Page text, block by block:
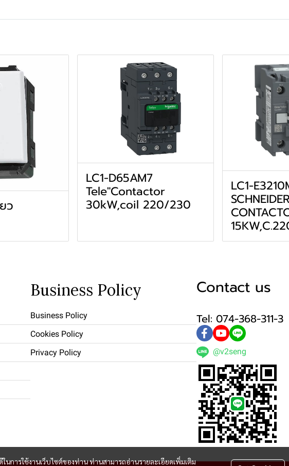
ว
LC1-D65AM7
Tele"Contactor
30kW,coil 220/230
LC1-
ารใช้งานเว็บไซต์ของท่าน ท่านสามารถอ่านรายละเอียดเพิ่มเติม
Business Policy
Business Policy
Cookies Policy
Privacy Policy
Contact us
Tel: 074-368-311-3
@v2seng